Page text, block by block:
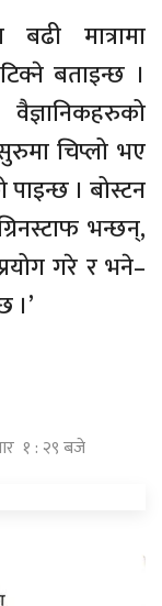
मात्रामा
बताइन्छ ।
चिप्लो भए
। बोस्टन
भन्छन्,
गरे र भने–
।’
१ : २९ बजे